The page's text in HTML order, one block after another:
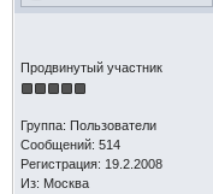
Продвинутый участник
Группа: Пользователи
Сообщений: 514
Регистрация: 19.2.2008
Из: Москва